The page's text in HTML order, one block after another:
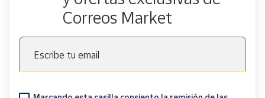
Correos Market
Escribe tu email